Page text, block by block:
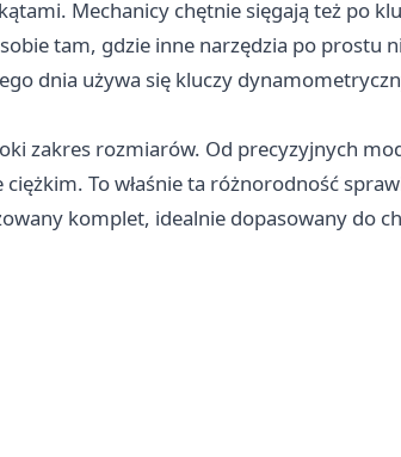
Mechanicy chętnie sięgają też po
tam, gdzie inne narzędzia po prostu
dnia używa się kluczy
zakres rozmiarów. Od precyzyjnych
To właśnie ta różnorodność
komplet, idealnie dopasowany do